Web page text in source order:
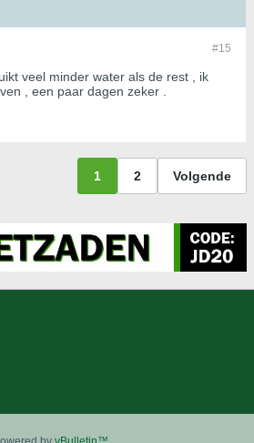
#15
veel minder water als de rest , ik
, een paar dagen zeker .
1 2 Volgende